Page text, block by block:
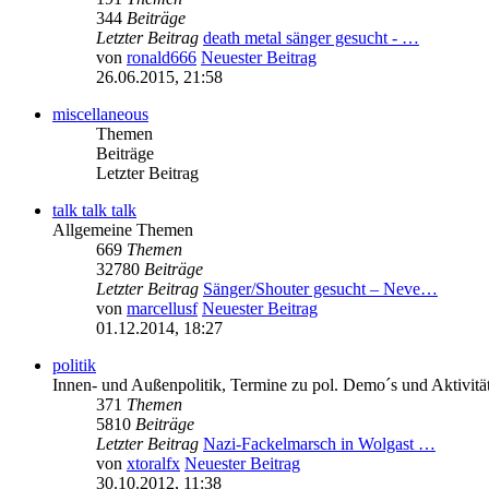
344 Beiträge
Letzter Beitrag death metal sänger gesucht - …
von ronald666 Neuester Beitrag
26.06.2015, 21:58
miscellaneous
Themen
Beiträge
Letzter Beitrag
talk talk talk
Allgemeine Themen
669 Themen
32780 Beiträge
Letzter Beitrag Sänger/Shouter gesucht – Neve…
von marcellusf Neuester Beitrag
01.12.2014, 18:27
politik
Innen- und Außenpolitik, Termine zu pol. Demo´s und
371 Themen
5810 Beiträge
Letzter Beitrag Nazi-Fackelmarsch in Wolgast …
von xtoralfx Neuester Beitrag
30.10.2012, 11:38